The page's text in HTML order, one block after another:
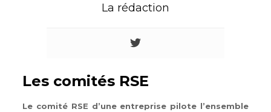
La rédaction
Les comités RSE
Le comité RSE d’une entreprise pilote l’ensemble